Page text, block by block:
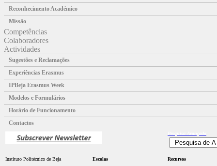
Reconhecimento Académico
Missão
Competências
Colaboradores
Actividades
Sugestões e Reclamações
Experiências Erasmus
IPBeja Erasmus Week
Modelos e Formulários
Horário de Funcionamento
Contactos
Instituto Politécnico de Beja
Escolas
Recursos